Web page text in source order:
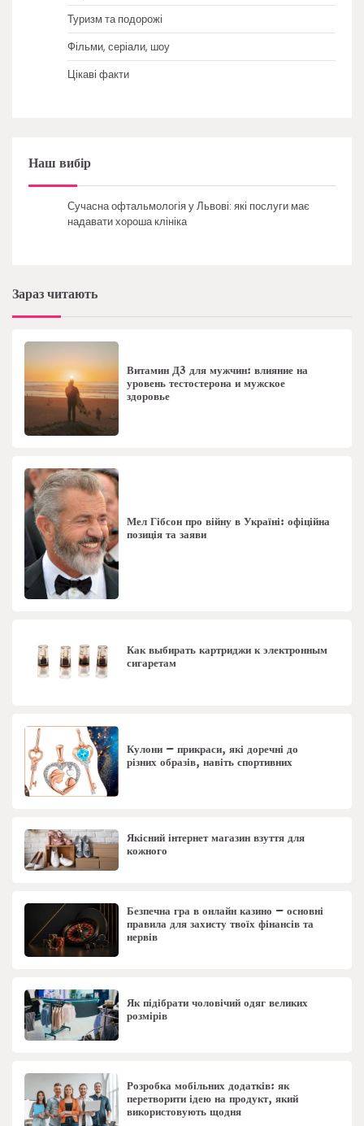
Туризм та подорожі
Фільми, серіали, шоу
Цікаві факти
Наш вибір
Сучасна офтальмологія у Львові: які послуги має
надавати хороша клініка
Зараз читають
Витамин Д3 для мужчин: влияние на
уровень тестостерона и мужское
здоровье
Мел Гібсон про війну в Україні: офіційна
позиція та заяви
Как выбирать картриджи к электронным
сигаретам
Кулони – прикраси, які доречні до
різних образів, навіть спортивних
Якісний інтернет магазин взуття для
кожного
Безпечна гра в онлайн казино – основні
правила для захисту твоїх фінансів та
нервів
Як підібрати чоловічий одяг великих
розмірів
Розробка мобільних додатків: як
перетворити ідею на продукт, який
використовують щодня